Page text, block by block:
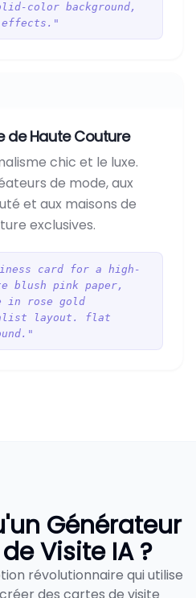
color background,
effects."
de Haute Couture
chic et le luxe.
de mode, aux
et aux maisons de
exclusives.
card for a high-
blush pink paper,
in rose gold
layout. flat
Générateur
Visite IA ?
révolutionnaire qui utilise